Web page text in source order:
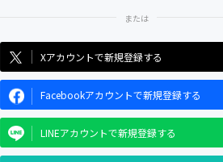
Xアカウントで新規登録する
Facebookアカウントで新規登録する
LINEアカウントで新規登録する